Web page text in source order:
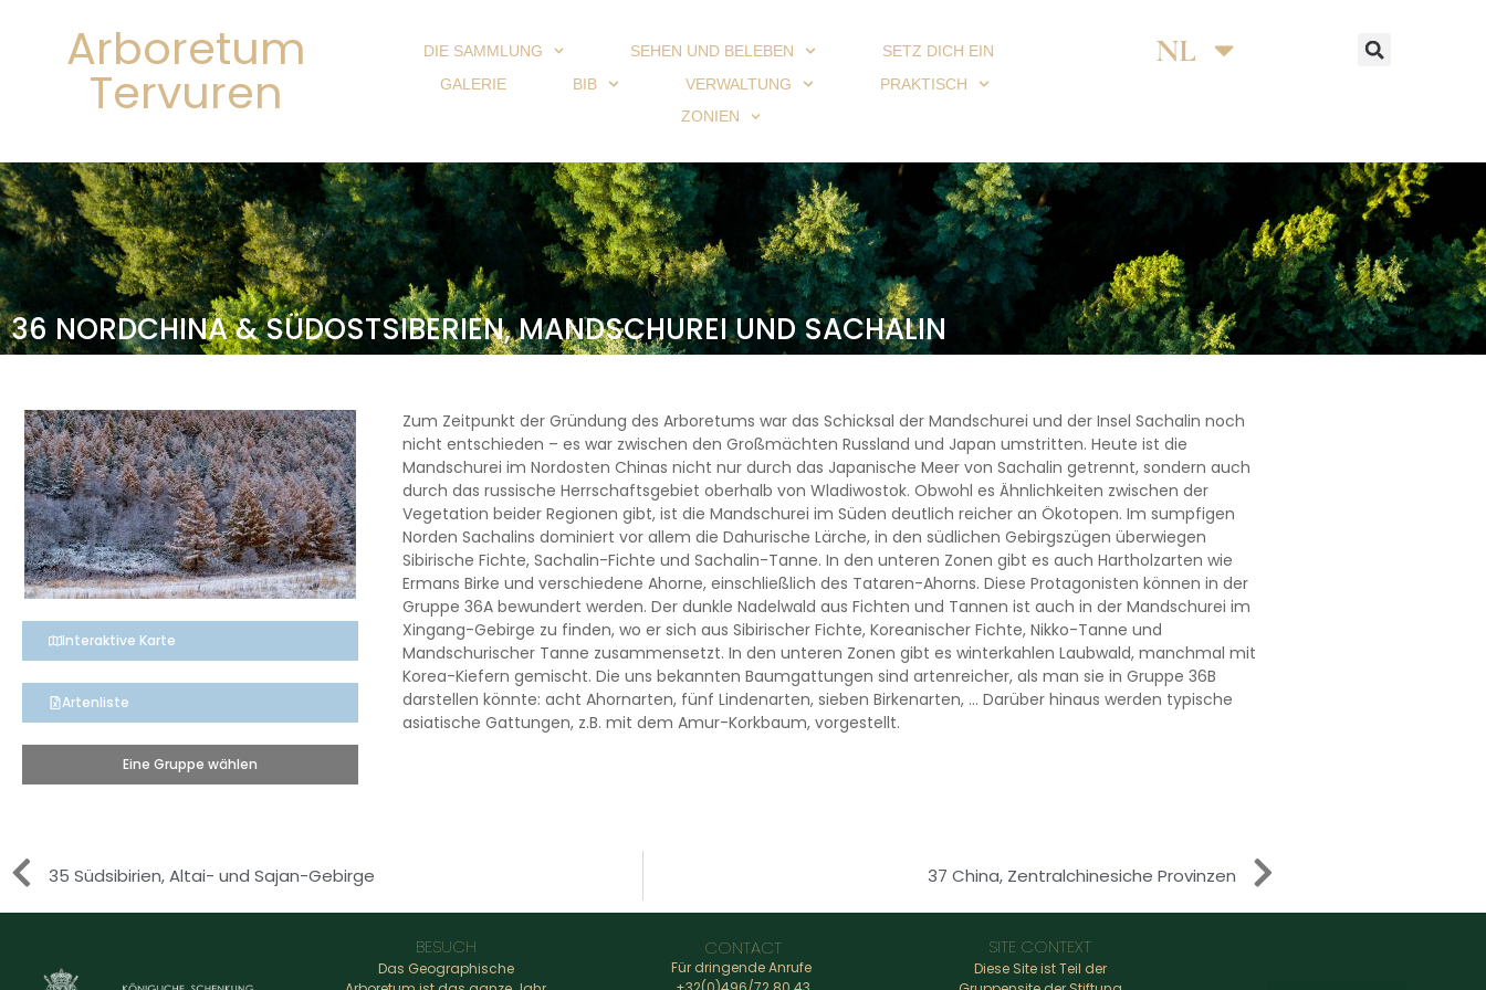
Arboretum
Tervuren
DIE SAMMLUNG SEHEN UND BELEBEN
SETZ DICH EIN
GALERIE
BIB VERWALTUNG
PRAKTISCH
ZONIEN
NL
EN
36 NORDCHINA & SÜDOSTSIBERIEN, MANDSCHUREI UND SACHALIN
Interaktive Karte
Artenliste
Eine Gruppe wählen
Zum Zeitpunkt der Gründung des Arboretums war das Schicksal der Mandschurei und der Insel Sachalin noch
nicht entschieden – es war zwischen den Großmächten Russland und Japan umstritten. Heute ist die
Mandschurei im Nordosten Chinas nicht nur durch das Japanische Meer von Sachalin getrennt, sondern auch
durch das russische Herrschaftsgebiet oberhalb von Wladiwostok. Obwohl es Ähnlichkeiten zwischen der
Vegetation beider Regionen gibt, ist die Mandschurei im Süden deutlich reicher an Ökotopen. Im sumpfigen
Norden Sachalins dominiert vor allem die Dahurische Lärche, in den südlichen Gebirgszügen überwiegen
Sibirische Fichte, Sachalin-Fichte und Sachalin-Tanne. In den unteren Zonen gibt es auch Hartholzarten wie
Ermans Birke und verschiedene Ahorne, einschließlich des Tataren-Ahorns. Diese Protagonisten können in der
Gruppe 36A bewundert werden. Der dunkle Nadelwald aus Fichten und Tannen ist auch in der Mandschurei im
Xingang-Gebirge zu finden, wo er sich aus Sibirischer Fichte, Koreanischer Fichte, Nikko-Tanne und
Mandschurischer Tanne zusammensetzt. In den unteren Zonen gibt es winterkahlen Laubwald, manchmal mit
Korea-Kiefern gemischt. Die uns bekannten Baumgattungen sind artenreicher, als man sie in Gruppe 36B
darstellen könnte: acht Ahornarten, fünf Lindenarten, sieben Birkenarten, … Darüber hinaus werden typische
asiatische Gattungen, z.B. mit dem Amur-Korkbaum, vorgestellt.
35 Südsibirien, Altai- und Sajan-Gebirge 37 China, Zentralchinesiche Provinzen
BESUCH
Das Geographische
CONTACT
Für dringende Anrufe
SITE CONTEXT
Diese Site ist Teil der